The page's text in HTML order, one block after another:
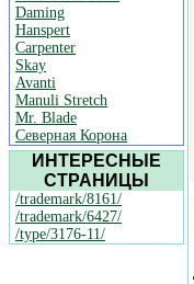
Daming
Hanspert
Carpenter
Skay
Avanti
Manuli Stretch
Mr. Blade
Северная Корона
ИНТЕРЕСНЫЕ
СТРАНИЦЫ
/trademark/8161/
/trademark/6427/
/type/3176-11/